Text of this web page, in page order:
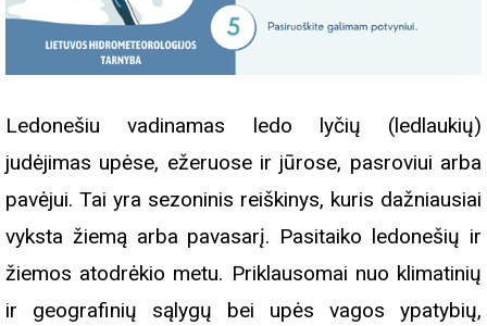
Ledonešiu vadinamas ledo lyčių (ledlaukių)
judėjimas upėse, ežeruose ir jūrose, pasroviui arba
pavėjui. Tai yra sezoninis reiškinys, kuris dažniausiai
vyksta žiemą arba pavasarį. Pasitaiko ledonešių ir
žiemos atodrėkio metu. Priklausomai nuo klimatinių
ir geografinių sąlygų bei upės vagos ypatybių,